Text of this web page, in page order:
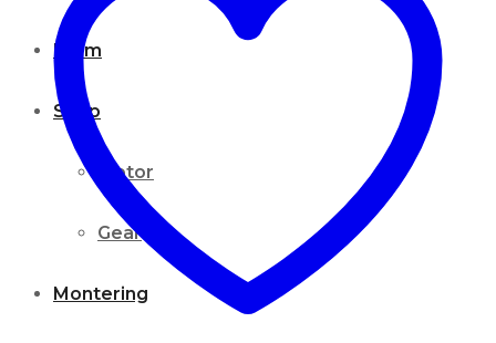
Hjem
Shop
Motor
Gear
Montering
129
antal